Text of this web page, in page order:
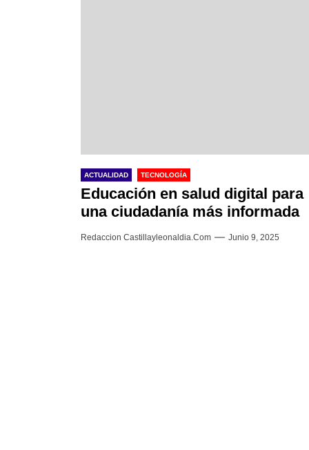
ACTUALIDAD TECNOLOGÍA
Educación en salud digital para
una ciudadanía más informada
Redaccion Castillayleonaldia.com Junio 9, 2025